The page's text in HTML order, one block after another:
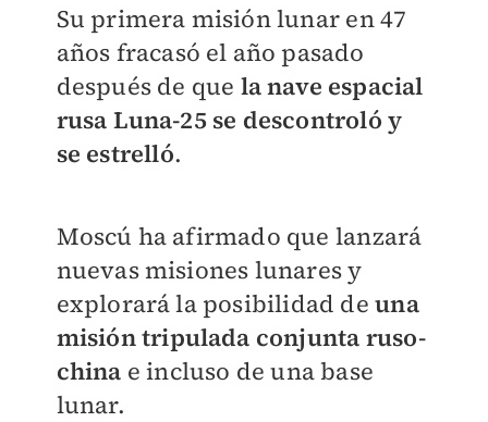
Su primera misión lunar en 47
años fracasó el año pasado
después de que la nave espacial
rusa Luna-25 se descontroló y
se estrelló.
Moscú ha afirmado que lanzará
nuevas misiones lunares y
explorará la posibilidad deuna
misión tripulada conjunta ruso-
china e incluso de una base
lunar.